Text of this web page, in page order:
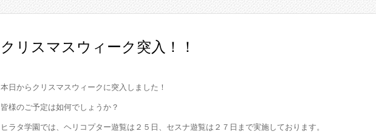
クリスマスウィーク突入！！
本日からクリスマスウィークに突入しました！
皆様のご予定は如何でしょうか？
ヒラタ学園では、ヘリコプター遊覧は２５日、セスナ遊覧は２７日まで実施しております。